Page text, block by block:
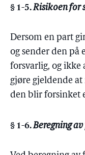
§ 1-5.Risikoen for
Dersom en part
og sender den på
forsvarlig, og ikke
gjøre gjeldende
den blir forsinket
§ 1-6.Beregning